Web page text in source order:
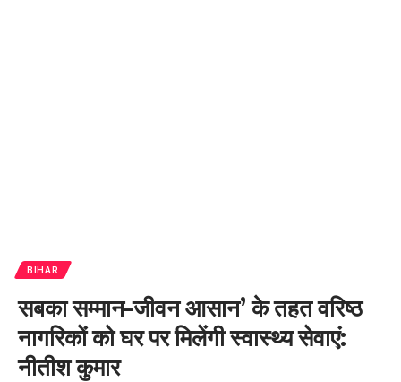
BIHAR
सबका सम्मान–जीवन आसान’ के तहत वरिष्ठ
नागरिकों को घर पर मिलेंगी स्वास्थ्य सेवाएं:
नीतीश कुमार